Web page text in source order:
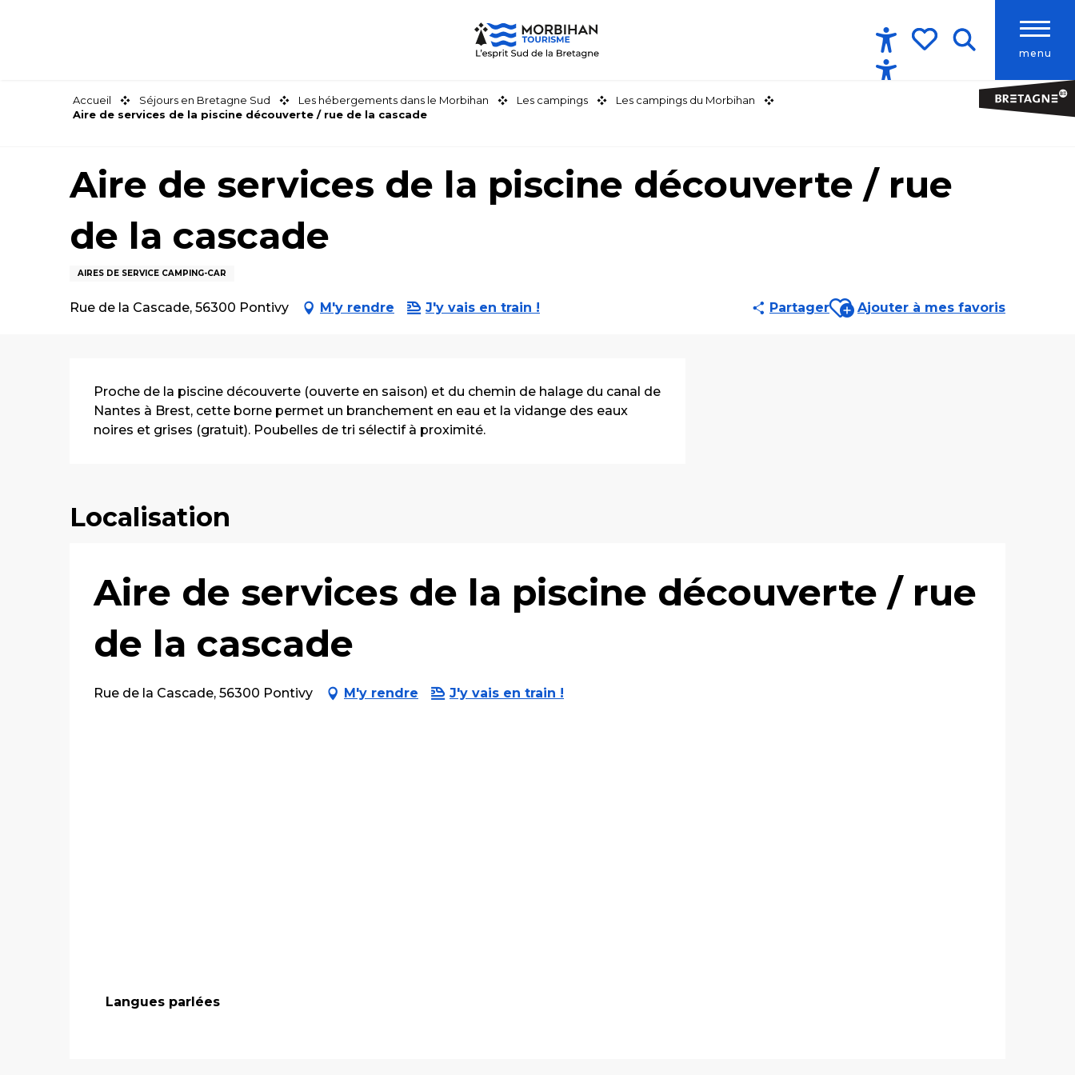
menu
Accessibilité
Accueil Séjours en Bretagne Sud Les hébergements dans le Morbihan Les campings
Les campings du Morbihan
Aire de services de la piscine découverte / rue de la cascade
Aire de services de la piscine découverte / rue
de la cascade
AIRES DE SERVICE CAMPING-CAR
Rue de la Cascade, 56300 Pontivy M'y rendre J'y vais en train ! PartagerAjouter aux favoris
Ajouter à mes favoris
Description
Proche de la piscine découverte (ouverte en saison) et du chemin de halage du canal de
Nantes à Brest, cette borne permet un branchement en eau et la vidange des eaux
noires et grises (gratuit). Poubelles de tri sélectif à proximité.
Localisation
Aire de services de la piscine découverte / rue
de la cascade
Rue de la Cascade, 56300 Pontivy M'y rendre J'y vais en train !
Langues parlées
Langues parlées